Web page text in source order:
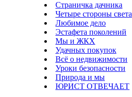
Страничка дачника
Четыре стороны света
Любимое дело
Эстафета поколений
Мы и ЖКХ
Удачных покупок
Всё о недвижимости
Уроки безопасности
Природа и мы
ЮРИСТ ОТВЕЧАЕТ